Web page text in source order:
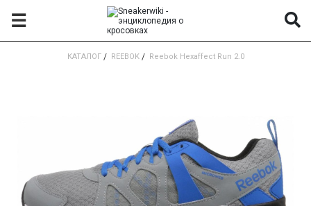
☰
КАТАЛОГ/ REEBOK/ Reebok Hexaffect Run 2.0